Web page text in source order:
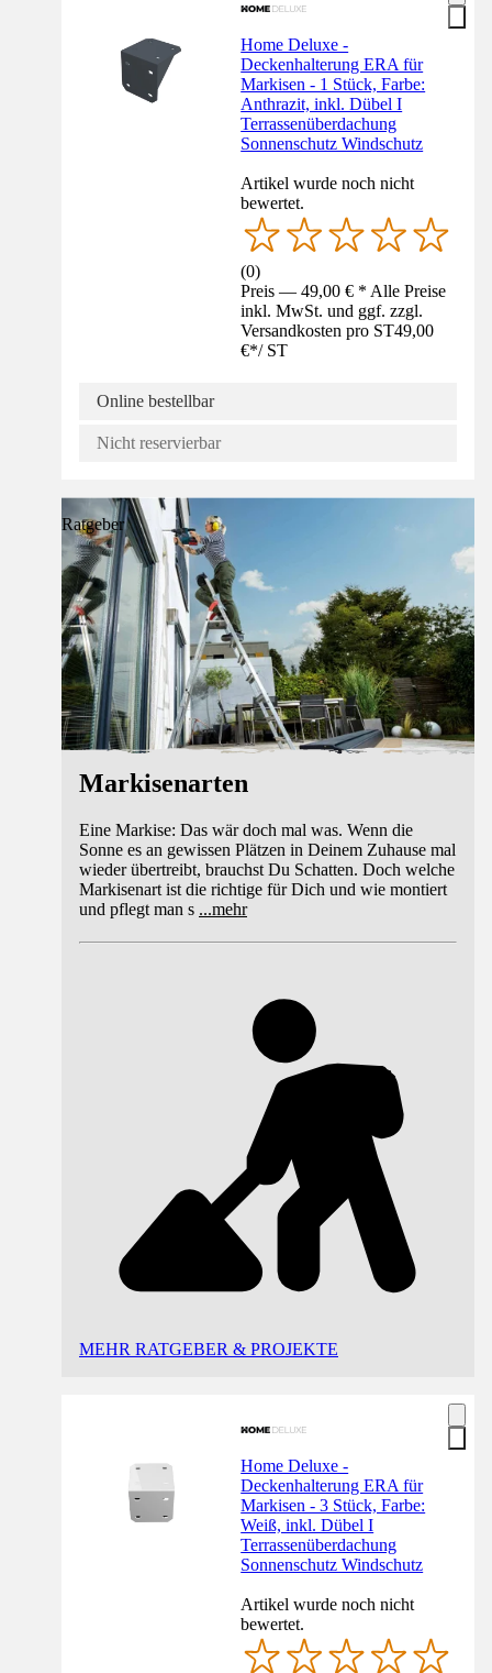
Home Deluxe -
Deckenhalterung ERA für
Markisen - 1 Stück, Farbe:
Anthrazit, inkl. Dübel I
Terrassenüberdachung
Sonnenschutz Windschutz
Artikel wurde noch nicht
bewertet.
(0)
Preis — 49,00 € * Alle Preise
inkl. MwSt. und ggf. zzgl.
Versandkosten pro ST49,00
€*/ ST
Online bestellbar
Nicht reservierbar
Ratgeber
Markisenarten
Eine Markise: Das wär doch mal was. Wenn die
Sonne es an gewissen Plätzen in Deinem Zuhause mal
wieder übertreibt, brauchst Du Schatten. Doch welche
Markisenart ist die richtige für Dich und wie montiert
und pflegt man s ...mehr
MEHR RATGEBER & PROJEKTE
Home Deluxe -
Deckenhalterung ERA für
Markisen - 3 Stück, Farbe:
Weiß, inkl. Dübel I
Terrassenüberdachung
Sonnenschutz Windschutz
Artikel wurde noch nicht
bewertet.